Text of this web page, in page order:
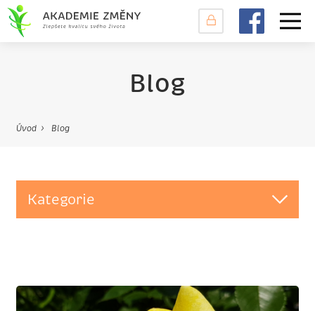
Blog
Úvod Blog
Kategorie